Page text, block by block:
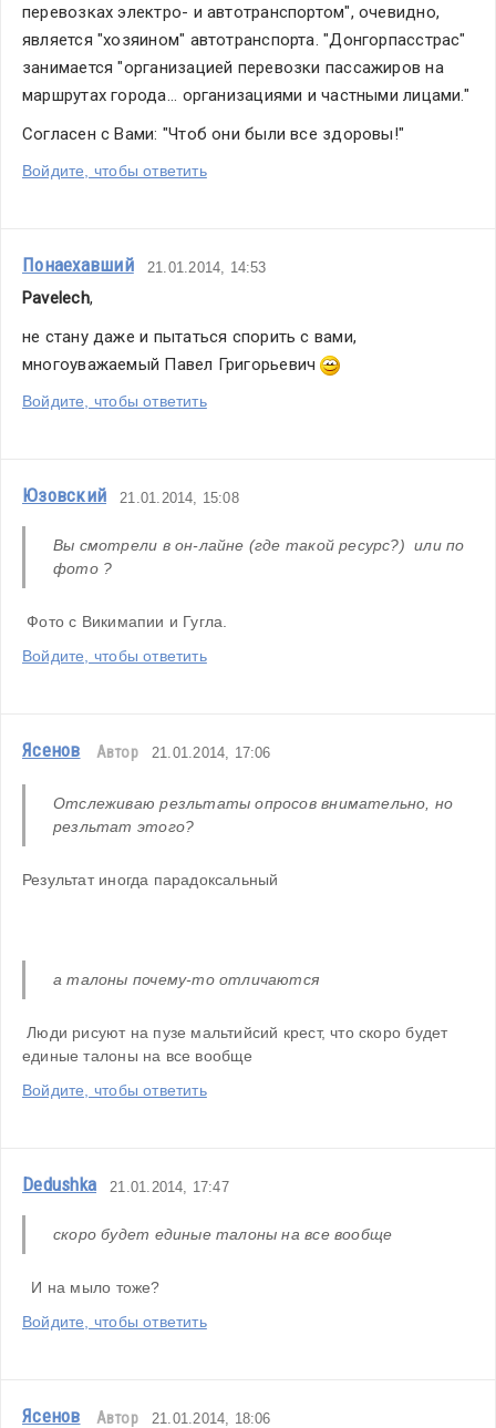
перевозках электро- и автотранспортом", очевидно,
является "хозяином" автотранспорта. "Донгорпасстрас"
занимается "организацией перевозки пассажиров на
маршрутах города... организациями и частными лицами."
Согласен с Вами: "Чтоб они были все здоровы!"
Войдите, чтобы ответить
Понаехавший 21.01.2014, 14:53
Pavelech,
не стану даже и пытаться спорить с вами,
многоуважаемый Павел Григорьевич
Войдите, чтобы ответить
Юзовский 21.01.2014, 15:08
Вы смотрели в он-лайне (где такой ресурс?)  или по
фото ?
Фото с Викимапии и Гугла.
Войдите, чтобы ответить
Ясенов Автор 21.01.2014, 17:06
Отслеживаю резльтаты опросов внимательно, но
резльтат этого?
Результат иногда парадоксальный
а талоны почему-то отличаются
единые талоны на все вообще
Войдите, чтобы ответить
Dedushka 21.01.2014, 17:47
скоро будет единые талоны на все вообще
И на мыло тоже?
Войдите, чтобы ответить
Ясенов Автор 21.01.2014, 18:06